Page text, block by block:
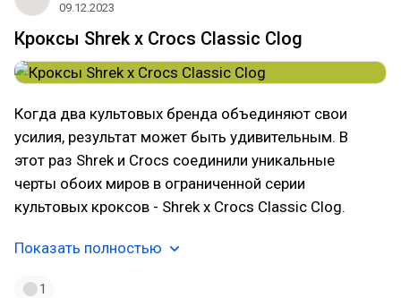
09.12.2023
Кроксы Shrek x Crocs Classic Clog
Когда два культовых бренда объединяют свои
усилия, результат может быть удивительным. В
этот раз Shrek и Crocs соединили уникальные
черты обоих миров в ограниченной серии
культовых кроксов - Shrek x Crocs Classic Clog.
Показать полностью
1